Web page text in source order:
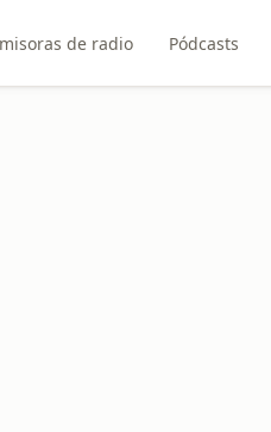
de radio Pódcasts